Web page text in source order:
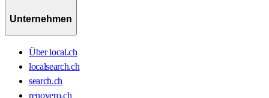
Unternehmen
Über local.ch
localsearch.ch
search.ch
renovero.ch